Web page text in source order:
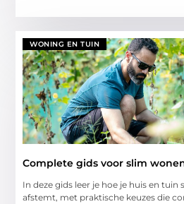
WONING EN TUIN
Complete gids voor slim
In deze gids leer je hoe je huis en tuin
afstemt, met praktische keuzes die